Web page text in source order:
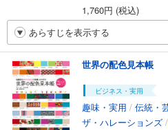
1,760円 (税込)
あらすじを表示する
世界の配色見本帳
ビジネス・実用
趣味・実用 / 伝統・
ザ・ハレーションズ /